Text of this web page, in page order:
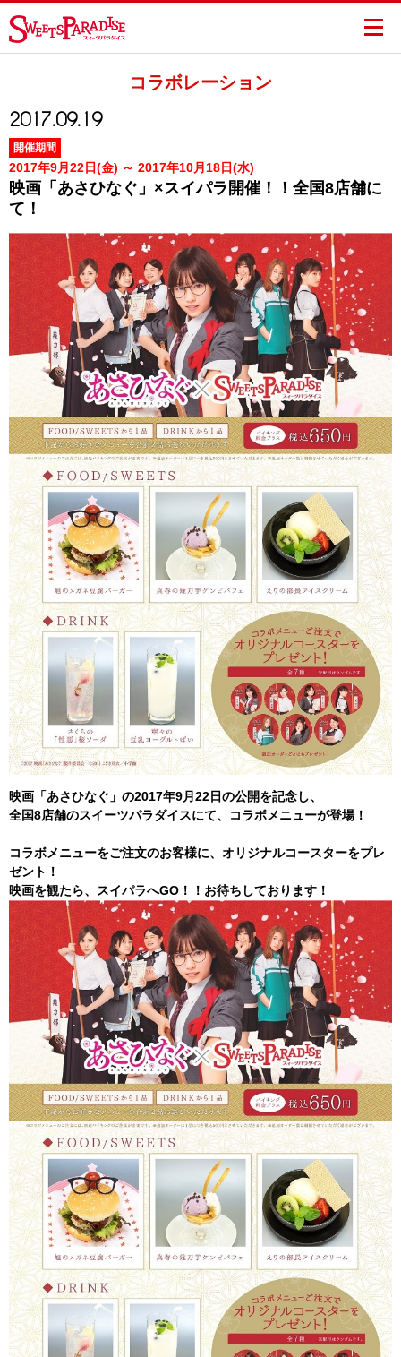
コラボレーション
2017.09.19
開催期間
2017年9月22日(金) ～ 2017年10月18日(水)
映画「あさひなぐ」×スイパラ開催！！全国8店舗に
て！
映画「あさひなぐ」の2017年9月22日の公開を記念し、
全国8店舗のスイーツパラダイスにて、コラボメニューが登場！
コラボメニューをご注文のお客様に、オリジナルコースターをプレ
ゼント！
映画を観たら、スイパラへGO！！お待ちしております！